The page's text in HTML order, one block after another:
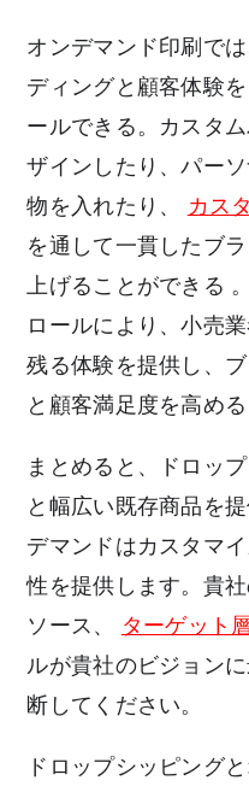
オンデマンド印刷で
ディングと顧客体験
ールできる。カスタ
ザインしたり、パー
物を入れたり、
カス
を通して一貫したブ
上げることができる
ロールにより、小売
残る体験を提供し、
と顧客満足度を高め
まとめると、ドロッ
と幅広い既存商品を
デマンドはカスタマ
性を提供します。貴
ソース、
ターゲット
ルが貴社のビジョン
断してください。
ドロップシッピング